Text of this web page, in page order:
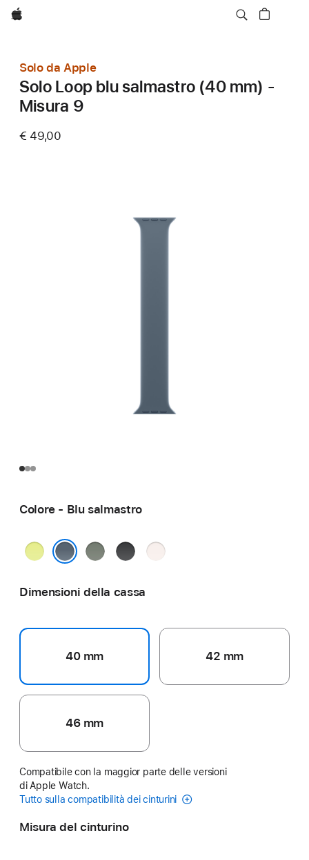
Apple
Solo da Apple
Solo Loop blu salmastro (40 mm) -
Misura 9
€ 49,00
Colore - Blu salmastro
Giallo
Grigioverde
Nero
Rosa
Dimensioni della cassa
40 mm 42 mm
46 mm
Compatibile con la maggior parte delle versioni
di Apple Watch.
Tutto sulla compatibilità dei cinturini
Misura del cinturino